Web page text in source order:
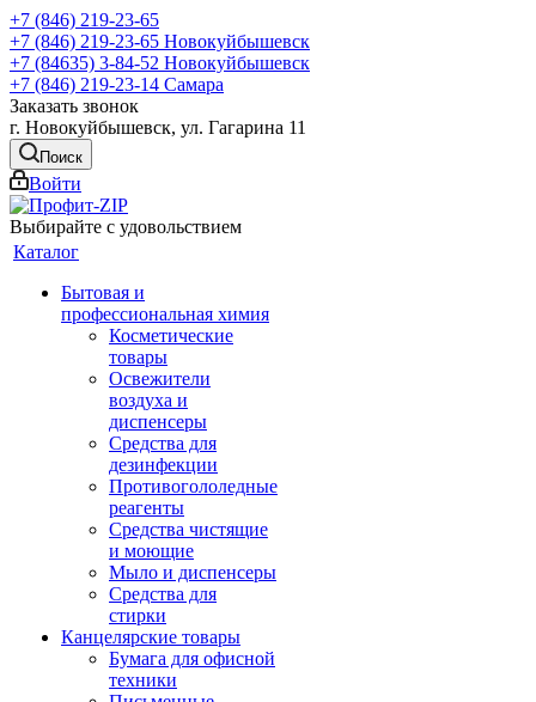
+7 (846) 219-23-65
+7 (846) 219-23-65 Новокуйбышевск
+7 (84635) 3-84-52 Новокуйбышевск
+7 (846) 219-23-14 Самара
Заказать звонок
г. Новокуйбышевск, ул. Гагарина 11
Поиск
Войти
Выбирайте с удовольствием
Каталог
Бытовая и
профессиональная химия
Косметические
товары
Освежители
воздуха и
диспенсеры
Средства для
дезинфекции
Противогололедные
реагенты
Средства чистящие
и моющие
Мыло и диспенсеры
Средства для
стирки
Канцелярские товары
Бумага для офисной
техники